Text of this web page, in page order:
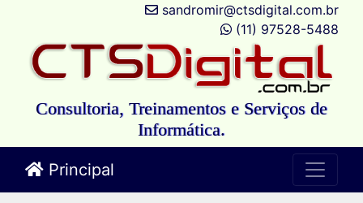
sandromir@ctsdigital.com.br
(11) 97528-5488
Consultoria, Treinamentos e Serviços de
Informática.
Principal